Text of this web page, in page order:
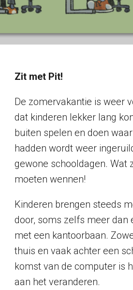
Zit met Pit!
De zomervakantie is weer
dat kinderen lekker lang
buiten spelen en doen
hadden wordt weer
gewone schooldagen. Wat
moeten wennen!
Kinderen brengen steeds
door, soms zelfs meer dan
met een kantoorbaan.
thuis en vaak achter een
komst van de computer is
aan het veranderen.